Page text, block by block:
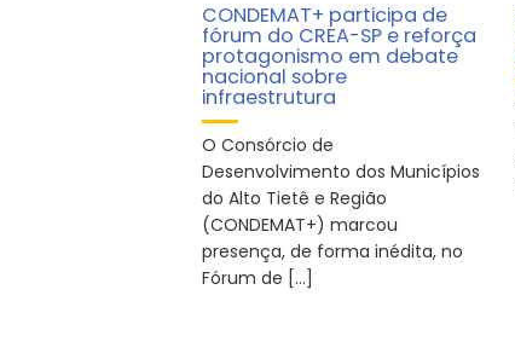
CONDEMAT+ participa de
fórum do CREA-SP e reforça
protagonismo em debate
nacional sobre
infraestrutura
O Consórcio de
Desenvolvimento dos Municípios
do Alto Tietê e Região
(CONDEMAT+) marcou
presença, de forma inédita, no
Fórum de […]